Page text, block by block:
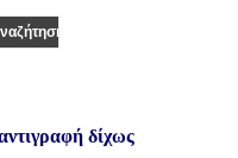
δίχως